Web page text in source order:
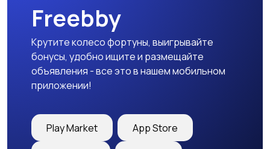
Freebby
Крутите колесо фортуны, выигрывайте
бонусы, удобно ищите и размещайте
объявления - все это в нашем мобильном
приложении!
Play Market App Store